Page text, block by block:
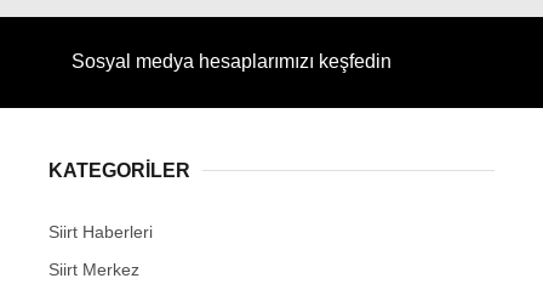
ŞIRVAN
TILLO
NÖBETÇI ECZANELER
Sosyal medya hesaplarımızı keşfedin
KATEGORİLER
Siirt Haberleri
Siirt Merkez